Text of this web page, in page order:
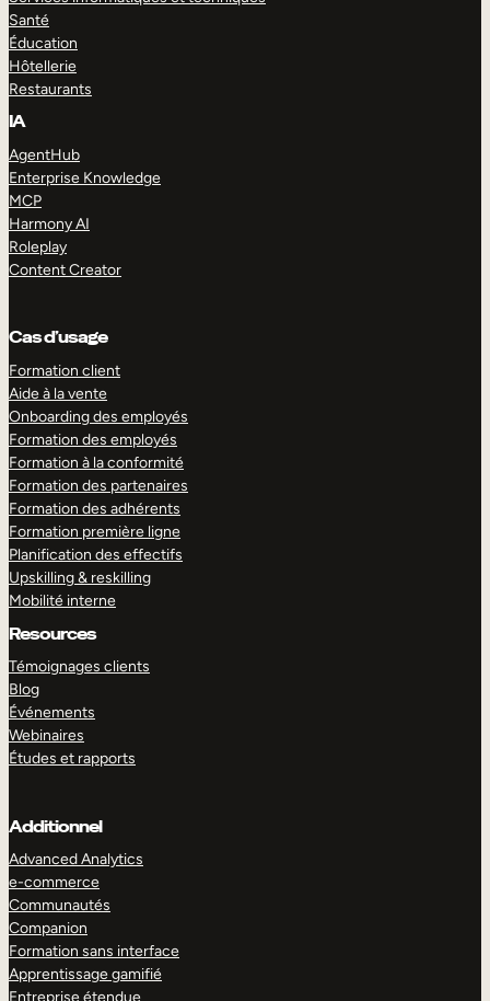
Santé
Éducation
Hôtellerie
Restaurants
IA
AgentHub
Enterprise Knowledge
MCP
Harmony AI
Roleplay
Content Creator
Cas d’usage
Formation client
Aide à la vente
Onboarding des employés
Formation des employés
Formation à la conformité
Formation des partenaires
Formation des adhérents
Formation première ligne
Planification des effectifs
Upskilling & reskilling
Mobilité interne
Resources
Témoignages clients
Blog
Événements
Webinaires
Études et rapports
Additionnel
Advanced Analytics
e-commerce
Communautés
Companion
Formation sans interface
Apprentissage gamifié